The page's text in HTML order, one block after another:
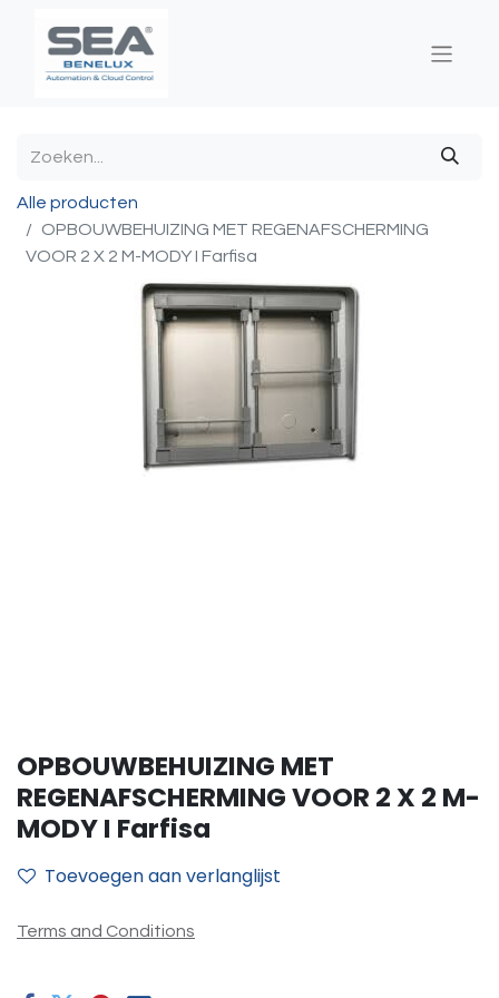
Alle producten
OPBOUWBEHUIZING MET REGENAFSCHERMING
VOOR 2 X 2 M-MODY I Farfisa
OPBOUWBEHUIZING MET
REGENAFSCHERMING VOOR 2 X 2 M-
MODY I Farfisa
Toevoegen aan verlanglijst
Terms and Conditions